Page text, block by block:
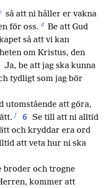
så att ni håller er vakna
för oss. d Be att Gud
så att vi kan
om Kristus, den
Ja, be att jag ska kunna
tydligt som jag bör
utomstående att göra,
f 6 Se till att ni alltid
och kryddar era ord
att veta hur ni ska
broder och trogne
kommer att